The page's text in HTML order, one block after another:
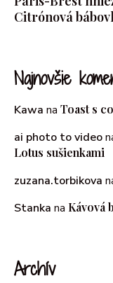
Citrónová
Najnovšie
Kawa na Toast s
ai photo to video
Lotus sušienkami
zuzana.torbikova
Stanka na Kávová
Archív